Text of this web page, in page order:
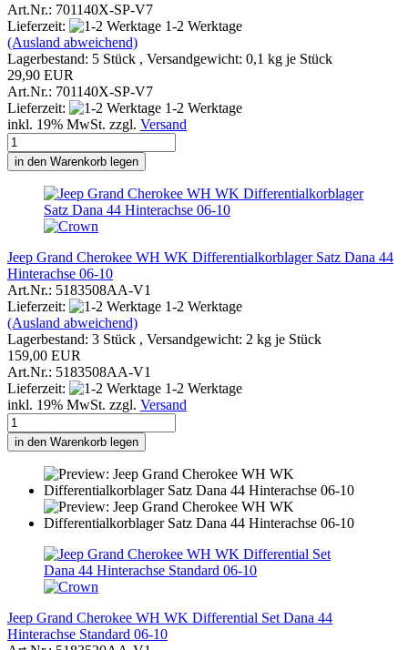
Art.Nr.: 701140X-SP-V7
Lieferzeit:
1-2 Werktage
(Ausland abweichend)
Lagerbestand: 5 Stück , Versandgewicht: 0,1 kg je Stück
29,90 EUR
Art.Nr.: 701140X-SP-V7
Lieferzeit:
1-2 Werktage
inkl. 19% MwSt. zzgl. Versand
in den Warenkorb legen
Jeep Grand Cherokee WH WK Differentialkorblager Satz Dana 44
Hinterachse 06-10
Art.Nr.: 5183508AA-V1
Lieferzeit:
1-2 Werktage
(Ausland abweichend)
Lagerbestand: 3 Stück , Versandgewicht: 2 kg je Stück
159,00 EUR
Art.Nr.: 5183508AA-V1
Lieferzeit:
1-2 Werktage
inkl. 19% MwSt. zzgl. Versand
in den Warenkorb legen
Jeep Grand Cherokee WH WK Differential Set Dana 44
Hinterachse Standard 06-10